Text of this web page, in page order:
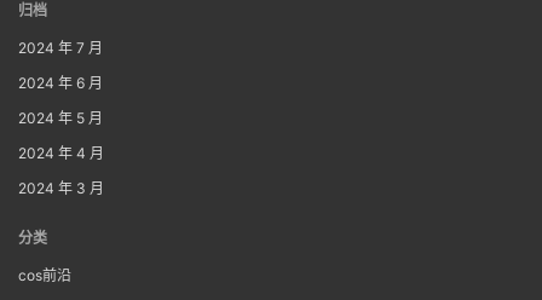
归档
2024 年 7 月
2024 年 6 月
2024 年 5 月
2024 年 4 月
2024 年 3 月
分类
cos前沿